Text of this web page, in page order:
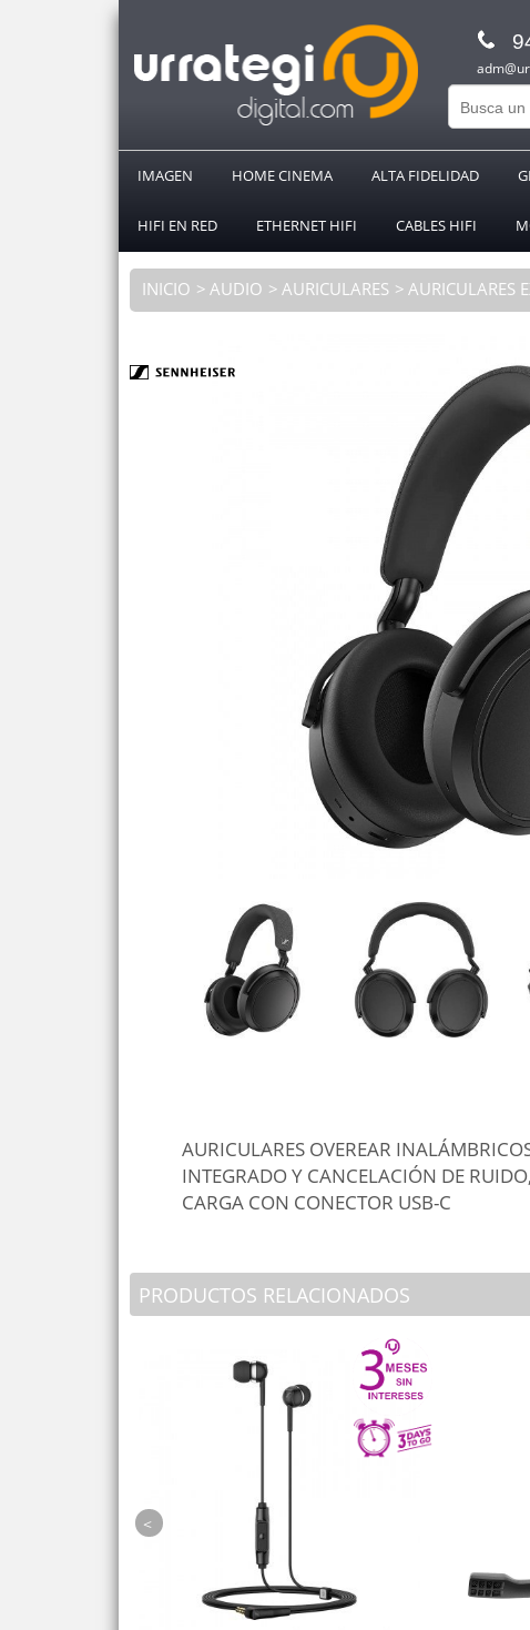
IMAGEN HOME CINEMA ALTA FIDELIDAD
HIFI EN RED ETHERNET HIFI CABLES HIFI
INICIO AUDIO AURICULARES AURICULARES
AURICULARES OVEREAR
INTEGRADO Y CANCELACIÓN DE
CARGA CON CONECTOR USB-C
PRODUCTOS RELACIONADOS